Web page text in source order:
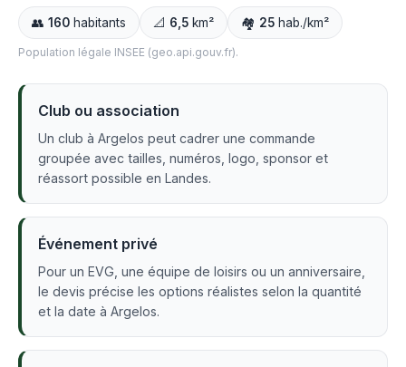
👥 160 habitants 📐 6,5 km² 🏘️ 25 hab./km²
Population légale INSEE (geo.api.gouv.fr).
Club ou association
Un club à Argelos peut cadrer une commande
groupée avec tailles, numéros, logo, sponsor et
réassort possible en Landes.
Événement privé
Pour un EVG, une équipe de loisirs ou un anniversaire,
le devis précise les options réalistes selon la quantité
et la date à Argelos.